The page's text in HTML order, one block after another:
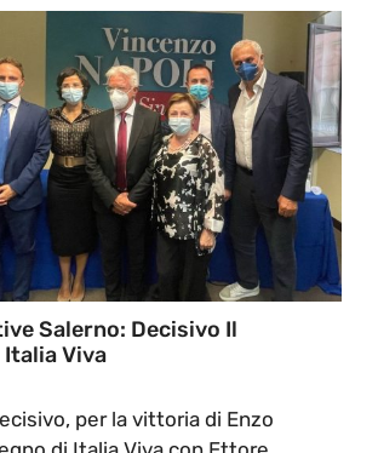
Salerno: Decisivo Il
Viva
per la vittoria di Enzo